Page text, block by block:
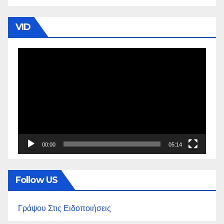
VID
00:00 05:14
Follow US
Γράψου Στις Ειδοποιήσεις